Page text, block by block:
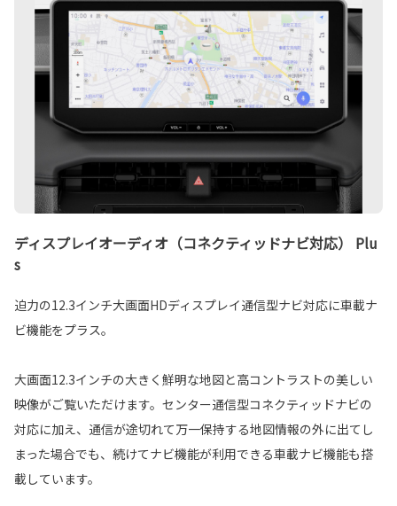
ディスプレイオーディオ（コネクティッドナビ対応） Plu
s
迫力の12.3インチ大画面HDディスプレイ通信型ナビ対応に車載ナ
ビ機能をプラス。
大画面12.3インチの大きく鮮明な地図と高コントラストの美しい
映像がご覧いただけます。センター通信型コネクティッドナビの
対応に加え、通信が途切れて万一保持する地図情報の外に出てし
まった場合でも、続けてナビ機能が利用できる車載ナビ機能も搭
載しています。